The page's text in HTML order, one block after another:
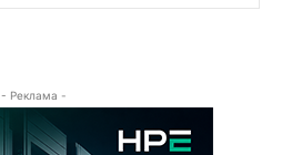
- Реклама -